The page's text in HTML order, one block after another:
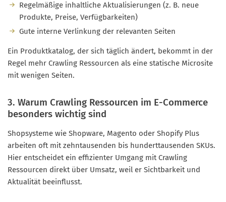
Regelmäßige inhaltliche Aktualisierungen (z. B. neue
Produkte, Preise, Verfügbarkeiten)
Gute interne Verlinkung der relevanten Seiten
Ein Produktkatalog, der sich täglich ändert, bekommt in der
Regel mehr Crawling Ressourcen als eine statische Microsite
mit wenigen Seiten.
3. Warum Crawling Ressourcen im E-Commerce
besonders wichtig sind
Shopsysteme wie Shopware, Magento oder Shopify Plus
arbeiten oft mit zehntausenden bis hunderttausenden SKUs.
Hier entscheidet ein effizienter Umgang mit Crawling
Ressourcen direkt über Umsatz, weil er Sichtbarkeit und
Aktualität beeinflusst.